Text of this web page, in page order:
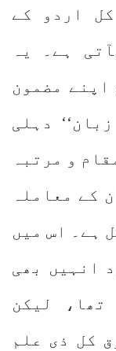
اردو کے
ہے۔ یہ
مضمون
دہلی
و مرتبہ
کے معاملہ
ہے۔ اس میں
انہیں بھی
لیکن
کل ذی علم